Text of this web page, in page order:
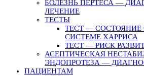
БОЛЕЗНЬ ПЕРТЕСА —
ЛЕЧЕНИЕ
ТЕСТЫ
ТЕСТ —
СИСТЕМЕ ХАРРИСА
ТЕСТ — РИСК
АСЕПТИЧЕСКАЯ
ЭНДОПРОТЕЗА —
ПАЦИЕНТАМ